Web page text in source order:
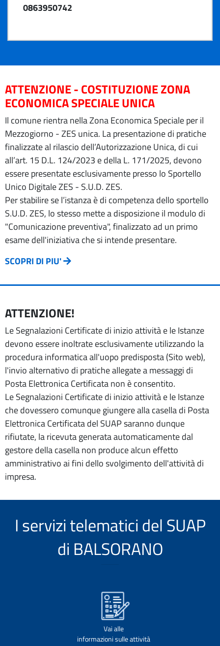
0863950742
ATTENZIONE - COSTITUZIONE ZONA
ECONOMICA SPECIALE UNICA
Il comune rientra nella Zona Economica Speciale per il
Mezzogiorno - ZES unica. La presentazione di pratiche
finalizzate al rilascio dell’Autorizzazione Unica, di cui
all’art. 15 D.L. 124/2023 e della L. 171/2025, devono
essere presentate esclusivamente presso lo Sportello
Unico Digitale ZES - S.U.D. ZES.
Per stabilire se l’istanza è di competenza dello sportello
S.U.D. ZES, lo stesso mette a disposizione il modulo di
"Comunicazione preventiva", finalizzato ad un primo
esame dell'iniziativa che si intende presentare.
SCOPRI DI PIU'
ATTENZIONE!
Le Segnalazioni Certificate di inizio attività e le Istanze
devono essere inoltrate esclusivamente utilizzando la
procedura informatica all'uopo predisposta (Sito web),
l'invio alternativo di pratiche allegate a messaggi di
Posta Elettronica Certificata non è consentito.
Le Segnalazioni Certificate di inizio attività e le Istanze
che dovessero comunque giungere alla casella di Posta
Elettronica Certificata del SUAP saranno dunque
rifiutate, la ricevuta generata automaticamente dal
gestore della casella non produce alcun effetto
amministrativo ai fini dello svolgimento dell'attività di
impresa.
I servizi telematici del SUAP
di BALSORANO
Vai alle
informazioni sulle attività